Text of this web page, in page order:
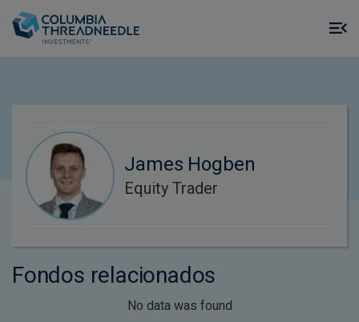
James Hogben
Equity Trader
Fondos relacionados
No data was found